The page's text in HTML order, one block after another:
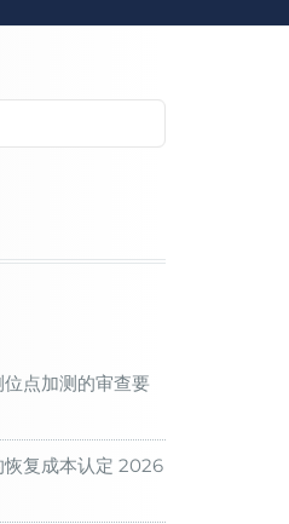
点加测的审查要
复成本认定 2026